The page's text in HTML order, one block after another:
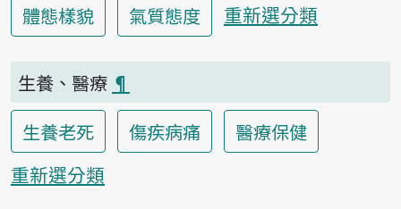
體態樣貌
氣質態度 重新選分類
生養、醫療 ¶
生養老死
傷疾病痛
醫療保健
重新選分類